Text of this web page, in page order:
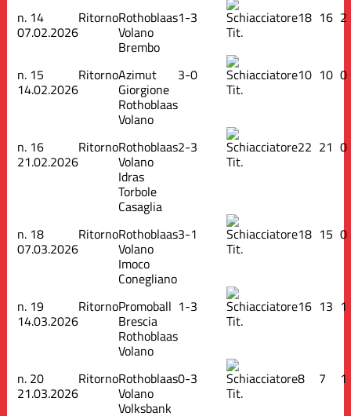
n. 14
07.02.2026
RitornoRothoblaas
Volano
Brembo
1-3
Tit.
18 16 2
n. 15
14.02.2026
RitornoAzimut
Giorgione
Rothoblaas
Volano
3-0
Tit.
10 10 0
n. 16
21.02.2026
RitornoRothoblaas
Volano
Idras
Torbole
Casaglia
2-3
Tit.
22 21 0
n. 18
07.03.2026
RitornoRothoblaas
Volano
Imoco
Conegliano
3-1
Tit.
18 15 0
n. 19
14.03.2026
RitornoPromoball
Brescia
Rothoblaas
Volano
1-3
Tit.
16 13 1
n. 20
21.03.2026
RitornoRothoblaas
Volano
Volksbank
0-3
Tit.
8 7 1